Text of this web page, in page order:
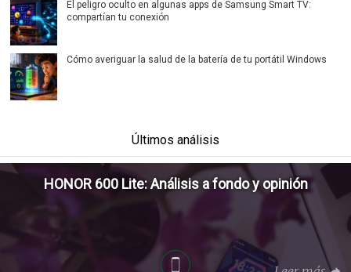
El peligro oculto en algunas apps de Samsung Smart TV:
compartían tu conexión
Cómo averiguar la salud de la batería de tu portátil Windows
Últimos análisis
HONOR 600 Lite: Análisis a fondo y opinión